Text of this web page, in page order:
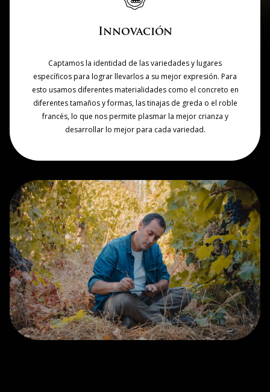
Innovación
Captamos la identidad de las variedades y lugares
específicos para lograr llevarlos a su mejor expresión. Para
esto usamos diferentes materialidades como el concreto en
diferentes tamaños y formas, las tinajas de greda o el roble
francés, lo que nos permite plasmar la mejor crianza y
desarrollar lo mejor para cada variedad.